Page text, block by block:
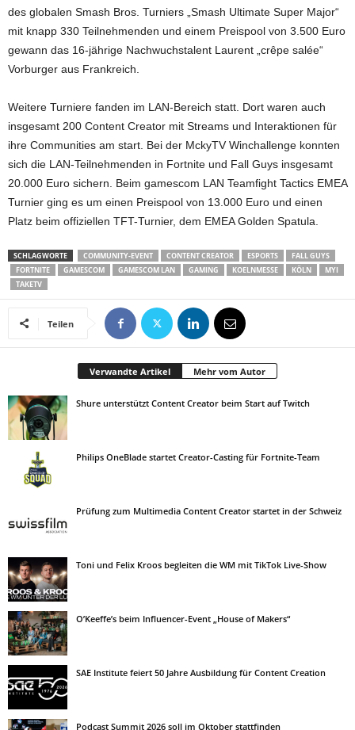
des globalen Smash Bros. Turniers „Smash Ultimate Super Major“
mit knapp 330 Teilnehmenden und einem Preispool von 3.500 Euro
gewann das 16-jährige Nachwuchstalent Laurent „crêpe salée“
Vorburger aus Frankreich.
Weitere Turniere fanden im LAN-Bereich statt. Dort waren auch
insgesamt 200 Content Creator mit Streams und Interaktionen für
ihre Communities am start. Bei der MckyTV Winchallenge konnten
sich die LAN-Teilnehmenden in Fortnite und Fall Guys insgesamt
20.000 Euro sichern. Beim gamescom LAN Teamfight Tactics EMEA
Turnier ging es um einen Preispool von 13.000 Euro und einen
Platz beim offiziellen TFT-Turnier, dem EMEA Golden Spatula.
SCHLAGWORTE COMMUNITY-EVENT CONTENT CREATOR ESPORTS
FALL GUYS
FORTNITE
GAMESCOM GAMESCOM LAN GAMING KOELNMESSE KÖLN
MYI
TAKETV
Teilen
Verwandte Artikel Mehr vom Autor
Shure unterstützt Content Creator beim Start auf Twitch
Philips OneBlade startet Creator-Casting für Fortnite-Team
Prüfung zum Multimedia Content Creator startet in der Schweiz
Toni und Felix Kroos begleiten die WM mit TikTok Live-Show
O’Keeffe’s beim Influencer-Event „House of Makers“
SAE Institute feiert 50 Jahre Ausbildung für Content Creation
Podcast Summit 2026 soll im Oktober stattfinden